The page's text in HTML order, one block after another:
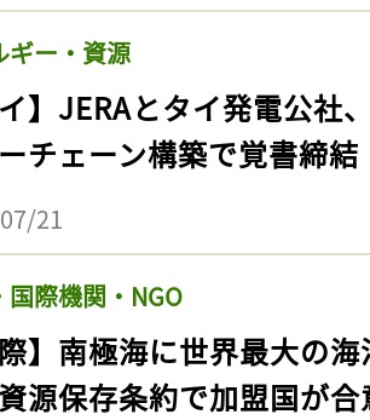
ギー・資源
イ】JERAとタイ発電公社
チェーン構築で覚書締結
21
国際機関・NGO
際】南極海に世界最大の
源保存条約で加盟国が合